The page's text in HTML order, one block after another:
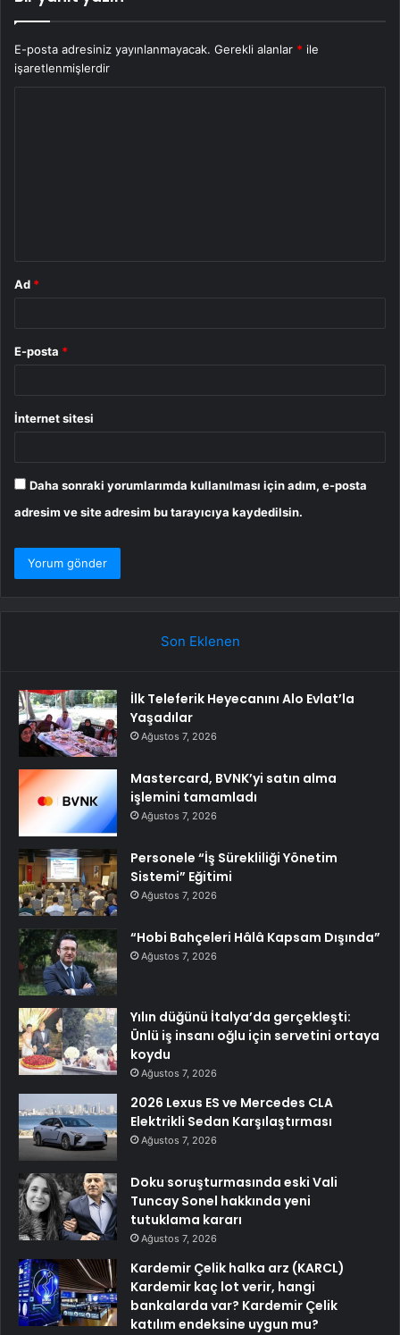
E-posta adresiniz yayınlanmayacak. Gerekli alanlar * ile
işaretlenmişlerdir
Ad *
E-posta *
İnternet sitesi
Daha sonraki yorumlarımda kullanılması için adım, e-posta
adresim ve site adresim bu tarayıcıya kaydedilsin.
Son Eklenen
İlk Teleferik Heyecanını Alo Evlat’la
Yaşadılar
Ağustos 7, 2026
Mastercard, BVNK’yi satın alma
işlemini tamamladı
Ağustos 7, 2026
Personele “İş Sürekliliği Yönetim
Sistemi” Eğitimi
Ağustos 7, 2026
“Hobi Bahçeleri Hâlâ Kapsam Dışında”
Ağustos 7, 2026
Yılın düğünü İtalya’da gerçekleşti:
Ünlü iş insanı oğlu için servetini ortaya
koydu
Ağustos 7, 2026
2026 Lexus ES ve Mercedes CLA
Elektrikli Sedan Karşılaştırması
Ağustos 7, 2026
Doku soruşturmasında eski Vali
Tuncay Sonel hakkında yeni
tutuklama kararı
Ağustos 7, 2026
Kardemir Çelik halka arz (KARCL)
Kardemir kaç lot verir, hangi
bankalarda var? Kardemir Çelik
katılım endeksine uygun mu?